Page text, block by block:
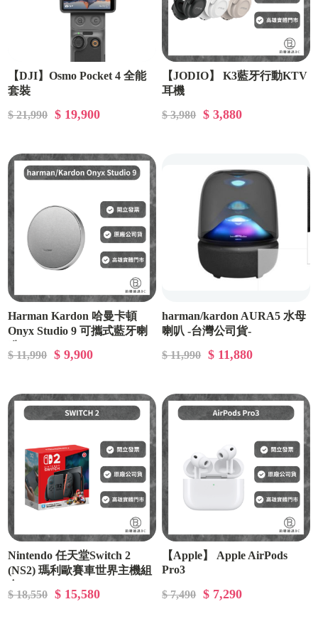
【DJI】Osmo Pocket 4 全能
套裝
$ 21,990
$ 19,900
【JODIO】 K3藍牙行動KTV
耳機
$ 3,980
$ 3,880
Harman Kardon 哈曼卡頓
Onyx Studio 9 可攜式藍牙喇
$ 11,990 $ 9,900
harman/kardon AURA5 水母
喇叭 -台灣公司貨-
$ 11,990
$ 11,880
Nintendo 任天堂Switch 2
(NS2) 瑪利歐賽車世界主機組
$ 18,550 $ 15,580
【Apple】 Apple AirPods
Pro3
$ 7,490 $ 7,290